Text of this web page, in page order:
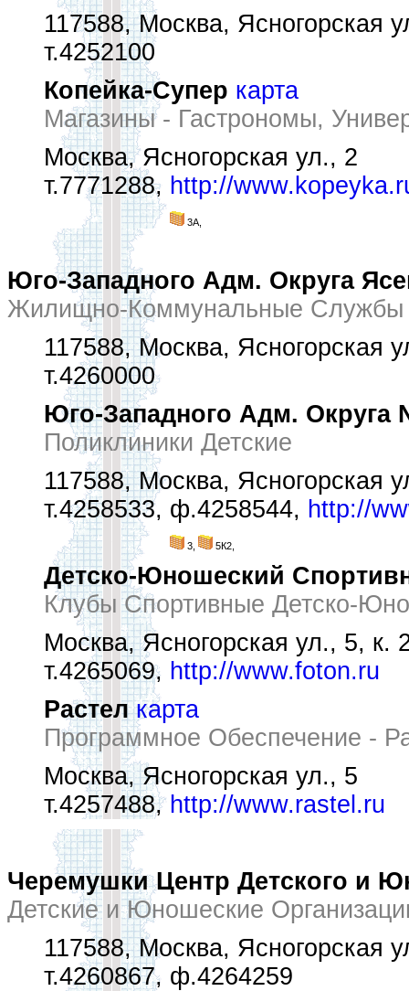
117588, Москва, Ясногорская
т.4252100
Копейка-Супер карта
Магазины - Гастрономы,
Москва, Ясногорская ул., 2
т.7771288, http://
3А,
Юго-Западного Адм. Округа
Жилищно-Коммунальные Службы
117588, Москва, Ясногорская
т.4260000
Юго-Западного Адм. Округа
Поликлиники Детские
117588, Москва, Ясногорская
т.4258533, ф.4258544, http://
3, 5К2,
Детско-Юношеский
Клубы Спортивные Детско-
Москва, Ясногорская ул., 5, к.
т.4265069, http://www.foton.ru
Растел карта
Программное Обеспечение -
Москва, Ясногорская ул., 5
т.4257488, http://www.rastel.ru
Черемушки Центр Детского и
Детские и Юношеские
117588, Москва, Ясногорская
т.4260867, ф.4264259